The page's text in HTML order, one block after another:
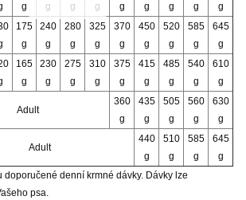
g
g
g
g
g
g
g
g
g
175
g
240
g
280
g
325
g
370
g
450
g
520
g
585
g
645
g
165
g
230
g
275
g
310
g
375
g
415
g
485
g
540
g
610
g
Adult
360
g
435
g
505
g
560
g
630
g
Adult
440
g
510
g
585
g
645
g
doporučené denní krmné dávky. Dávky lze
psa.